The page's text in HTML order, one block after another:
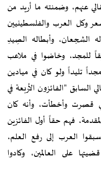
عنهم، وضمنته ما أريد من
وكل العرب والفلسطينيين
الشجعان، وأبطاله الصِيدِ
للمجد، وخاضوا في ملاعب
تليداً ولو كان في ميادين
السابق "الفائزون الأربعة في
شعرت بأنني قصرت وأخطأت، وأنه كان
فهم حقاً أول الفائزين
العرب إلى رفع العلم،
على العالمين، وكادوا